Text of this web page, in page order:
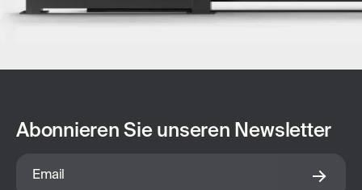
Abonnieren Sie unseren Newsletter